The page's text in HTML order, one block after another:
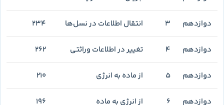
فهرست کتاب و جدول تعداد تست‌های هر فصل